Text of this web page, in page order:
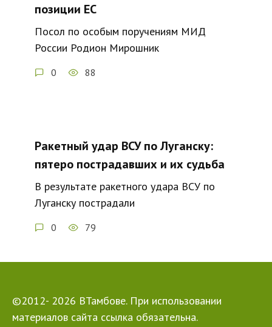
позиции ЕС
Посол по особым поручениям МИД
России Родион Мирошник
0 88
Ракетный удар ВСУ по Луганску:
пятеро пострадавших и их судьба
В результате ракетного удара ВСУ по
Луганску пострадали
0 79
©2012- 2026 ВТамбове. При использовании
материалов сайта ссылка обязательна.